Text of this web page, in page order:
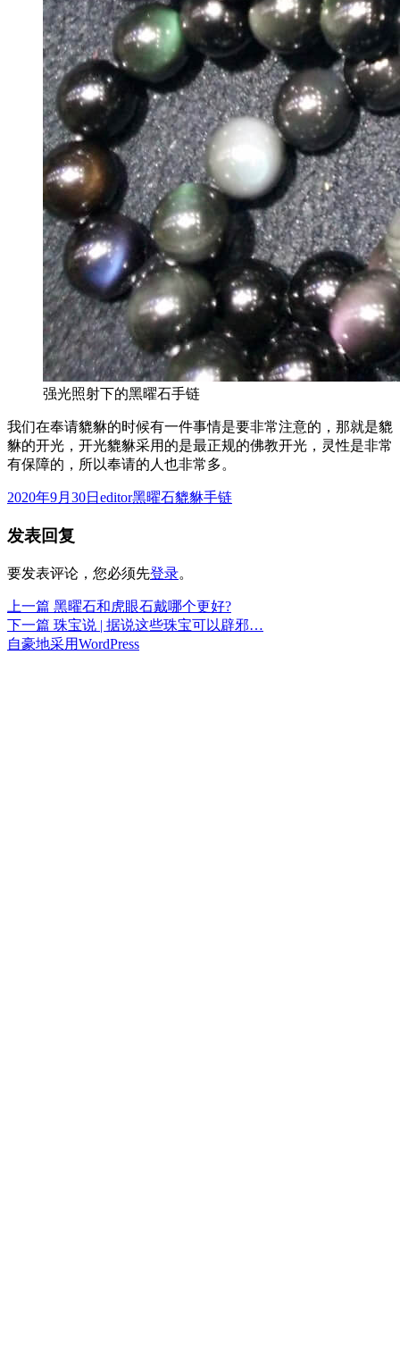
强光照射下的黑曜石手链
我们在奉请貔貅的时候有一件事情是要非常注意的，那就是貔
貅的开光，开光貔貅采用的是最正规的佛教开光，灵性是非常
有保障的，所以奉请的人也非常多。
发
于
2020年9月30日 作
editor分
黑曜石貔貅手链
发表回复
要发表评论，您必须先登录。
文
章
上一篇 上
篇
文
黑曜石和虎眼石戴哪个更好?
下一篇 下
篇
珠宝说 | 据说这些珠宝可以辟邪…
自豪地采用WordPress